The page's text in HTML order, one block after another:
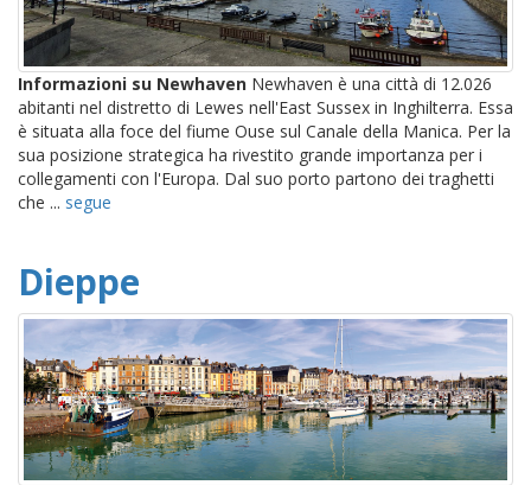
Informazioni su Newhaven Newhaven è una città di 12.026
abitanti nel distretto di Lewes nell'East Sussex in Inghilterra. Essa
è situata alla foce del fiume Ouse sul Canale della Manica. Per la
sua posizione strategica ha rivestito grande importanza per i
collegamenti con l'Europa. Dal suo porto partono dei traghetti
che ... segue
Dieppe